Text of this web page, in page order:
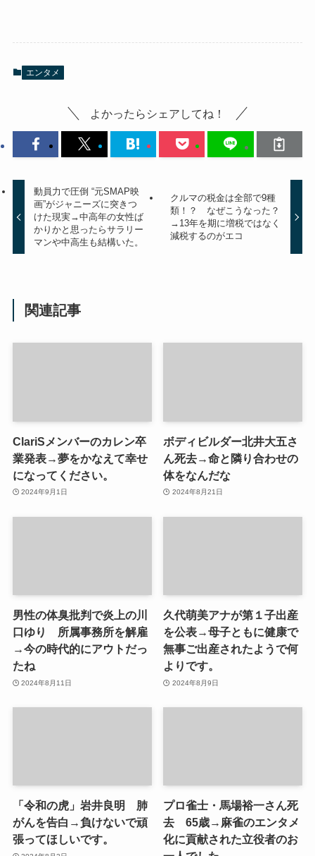
エンタメ
よかったらシェアしてね！
動員力で圧倒 “元SMAP映
画”がジャニーズに突きつ
けた現実→中高年の女性ば
かりかと思ったらサラリー
マンや中高生も結構いた。
クルマの税金は全部で9種
類！？ なぜこうなった？
→13年を期に増税ではなく
減税するのがエコ
関連記事
ClariSメンバーのカレン卒
業発表→夢をかなえて幸せ
になってください。
2024年9月1日
ボディビルダー北井大五さ
ん死去→命と隣り合わせの
体をなんだな
2024年8月21日
男性の体臭批判で炎上の川
口ゆり 所属事務所を解雇
→今の時代的にアウトだっ
たね
2024年8月11日
久代萌美アナが第１子出産
を公表→母子ともに健康で
無事ご出産されたようで何
よりです。
2024年8月9日
「令和の虎」岩井良明 肺
がんを告白→負けないで頑
張ってほしいです。
プロ雀士・馬場裕一さん死
去 65歳→麻雀のエンタメ
化に貢献された立役者のお